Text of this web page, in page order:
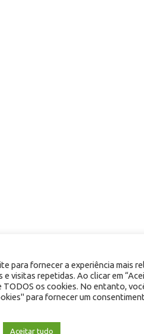
para fornecer a experiência mais
e visitas repetidas. Ao clicar em
TODOS os cookies. No entanto,
para fornecer um
Aceitar tudo